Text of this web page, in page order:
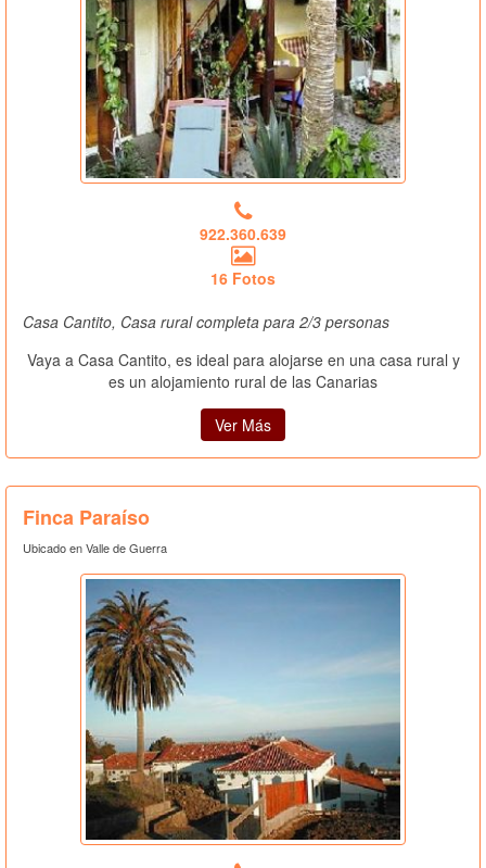
922.360.639
16 Fotos
Casa Cantito, Casa rural completa para 2/3 personas
Vaya a Casa Cantito, es ideal para alojarse en una casa rural y
es un alojamiento rural de las Canarias
Ver Más
Finca Paraíso
Ubicado en Valle de Guerra